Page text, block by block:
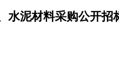
水泥材料采购公开招